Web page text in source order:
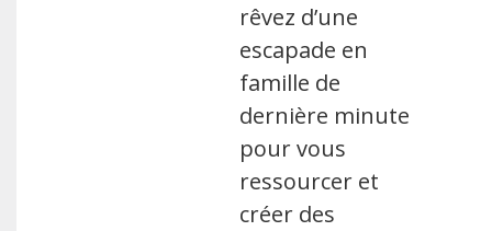
rêvez d’une
escapade en
famille de
dernière minute
pour vous
ressourcer et
créer des